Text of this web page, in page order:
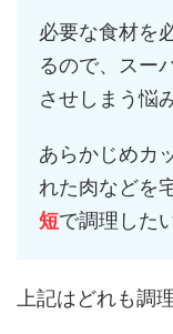
必要な食材を
るので、スー
させしまう悩
あらかじめカ
れた肉などを
短で調理した
上記はどれも調